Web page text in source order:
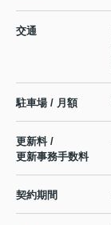
交通
駐車場 / 月額
更新料 /
更新事務手数料
契約期間